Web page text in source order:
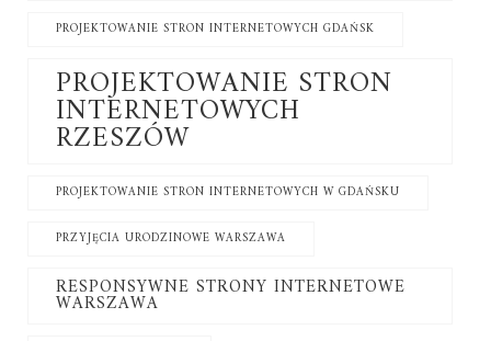
PROJEKTOWANIE STRON INTERNETOWYCH GDAŃSK
PROJEKTOWANIE STRON
INTERNETOWYCH
RZESZÓW
PROJEKTOWANIE STRON INTERNETOWYCH W GDAŃSKU
PRZYJĘCIA URODZINOWE WARSZAWA
RESPONSYWNE STRONY INTERNETOWE
WARSZAWA